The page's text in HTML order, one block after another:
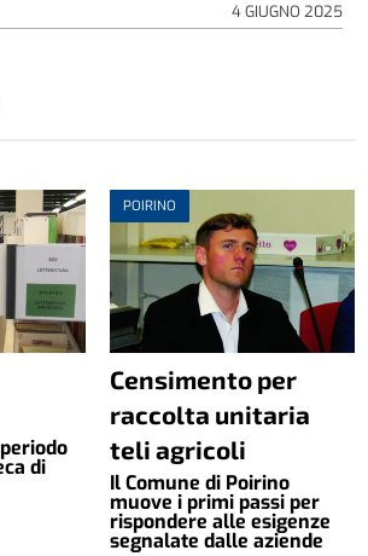
4 GIUGNO 2025
di
POIRINO
Censimento per
raccolta unitaria
teli agricoli
Il Comune di Poirino
muove i primi passi per
rispondere alle esigenze
segnalate dalle aziende